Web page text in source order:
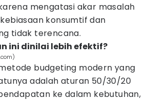
mengatasi akar masalah
konsumtif dan
tidak terencana.
ini dinilai lebih efektif?
budgeting modern yang
adalah aturan 50/30/20
ke dalam kebutuhan,